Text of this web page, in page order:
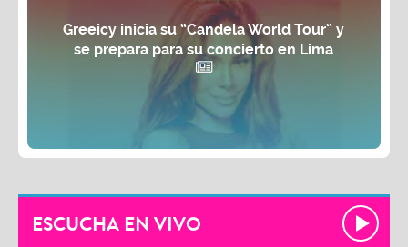
Greeicy inicia su “Candela World Tour” y
se prepara para su concierto en Lima
ESCUCHA EN VIVO